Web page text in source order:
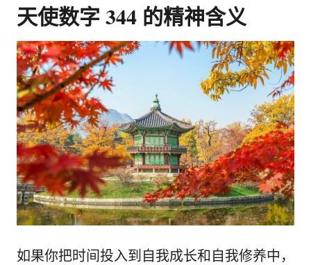
天使数字 344 的精神含义
如果你把时间投入到自我成长和自我修养中，